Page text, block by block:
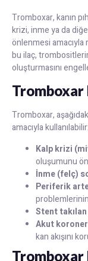
Tromboxar, kanın
krizi, inme ya da diğer
önlenmesi
bu ilaç,
oluşturmasını
Tromboxar
Tromboxar,
amacıyla kullanılabilir:
Kalp krizi
oluşumunu
İnme (felç)
Periferik
Stent
Akut
kan akışını
Tromboxar